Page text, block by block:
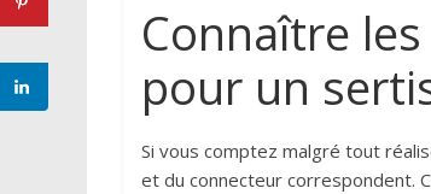
Connaître
pour un
Si vous comptez malgré tout
et du connecteur correspondent.